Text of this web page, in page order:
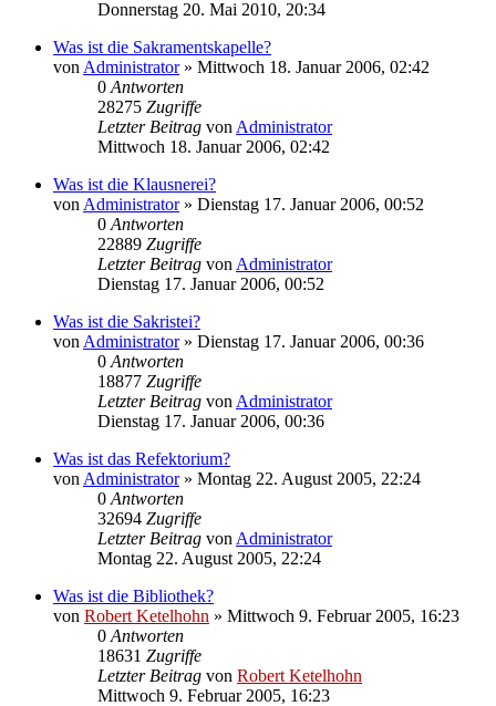
Donnerstag 20. Mai 2010, 20:34
Was ist die Sakramentskapelle?
von Administrator» Mittwoch 18. Januar 2006, 02:42
0 Antworten
28275 Zugriffe
Letzter Beitrag von Administrator
Mittwoch 18. Januar 2006, 02:42
Was ist die Klausnerei?
von Administrator» Dienstag 17. Januar 2006, 00:52
0 Antworten
22889 Zugriffe
Letzter Beitrag von Administrator
Dienstag 17. Januar 2006, 00:52
Was ist die Sakristei?
von Administrator» Dienstag 17. Januar 2006, 00:36
0 Antworten
18877 Zugriffe
Letzter Beitrag von Administrator
Dienstag 17. Januar 2006, 00:36
Was ist das Refektorium?
von Administrator» Montag 22. August 2005, 22:24
0 Antworten
32694 Zugriffe
Letzter Beitrag von Administrator
Montag 22. August 2005, 22:24
Was ist die Bibliothek?
von Robert Ketelhohn » Mittwoch 9. Februar 2005, 16:23
0 Antworten
18631 Zugriffe
Letzter Beitrag von Robert Ketelhohn
Mittwoch 9. Februar 2005, 16:23